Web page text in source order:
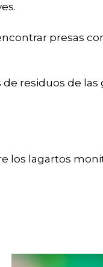
presas
residuos de
los lagartos